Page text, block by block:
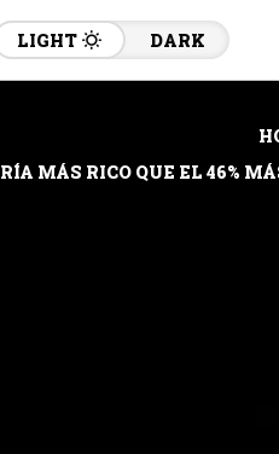
LIGHT DARK
MÁS RICO QUE EL 46%